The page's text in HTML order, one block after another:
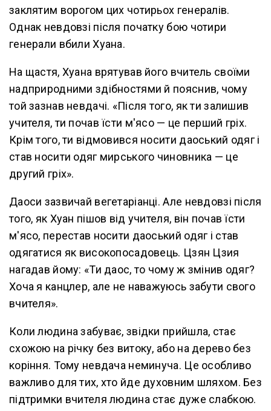
заклятим ворогом цих чотирьох генералів.
Однак невдовзі після початку бою чотири
генерали вбили Хуана.
На щастя, Хуана врятував його вчитель своїми
надприродними здібностями й пояснив, чому
той зазнав невдачі. «Після того, як ти залишив
учителя, ти почав їсти м'ясо — це перший гріх.
Крім того, ти відмовився носити даоський одяг і
став носити одяг мирського чиновника — це
другий гріх».
Даоси зазвичай вегетаріанці. Але невдовзі після
того, як Хуан пішов від учителя, він почав їсти
м'ясо, перестав носити даоський одяг і став
одягатися як високопосадовець. Цзян Цзия
нагадав йому: «Ти даос, то чому ж змінив одяг?
Хоча я канцлер, але не наважуюсь забути свого
вчителя».
Коли людина забуває, звідки прийшла, стає
схожою на річку без витоку, або на дерево без
коріння. Тому невдача неминуча. Це особливо
важливо для тих, хто йде духовним шляхом. Без
підтримки вчителя людина стає дуже слабкою.